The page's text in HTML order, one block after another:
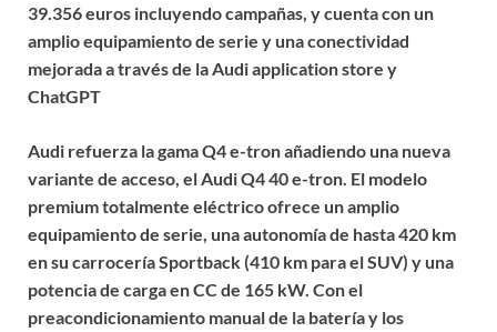
39.356 euros incluyendo campañas, y cuenta con un
amplio equipamiento de serie y una conectividad
mejorada a través de la Audi application store y
ChatGPT
Audi refuerza la gama Q4 e-tron añadiendo una nueva
variante de acceso, el Audi Q4 40 e-tron. El modelo
premium totalmente eléctrico ofrece un amplio
equipamiento de serie, una autonomía de hasta 420 km
en su carrocería Sportback (410 km para el SUV) y una
potencia de carga en CC de 165 kW. Con el
preacondicionamiento manual de la batería y los